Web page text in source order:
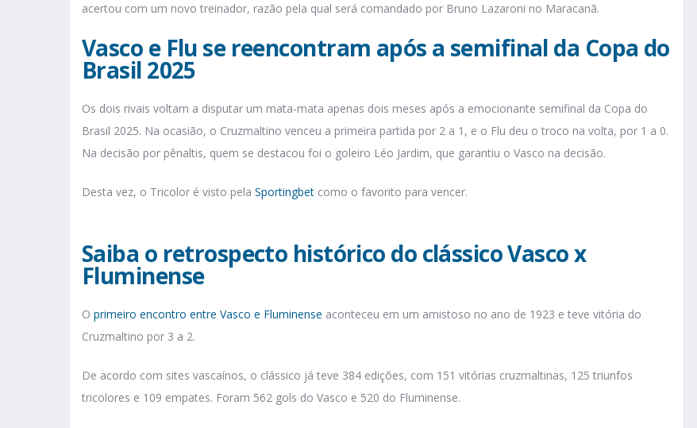
acertou com um novo treinador, razão pela qual será comandado por Bruno Lazaroni no Maracanã.
Vasco e Flu se reencontram após a semifinal da Copa do
Brasil 2025
Os dois rivais voltam a disputar um mata-mata apenas dois meses após a emocionante semifinal da Copa do
Brasil 2025. Na ocasião, o Cruzmaltino venceu a primeira partida por 2 a 1, e o Flu deu o troco na volta, por 1 a 0.
Na decisão por pênaltis, quem se destacou foi o goleiro Léo Jardim, que garantiu o Vasco na decisão.
Desta vez, o Tricolor é visto pela Sportingbet como o favorito para vencer.
Saiba o retrospecto histórico do clássico Vasco x
Fluminense
O primeiro encontro entre Vasco e Fluminense aconteceu em um amistoso no ano de 1923 e teve vitória do
Cruzmaltino por 3 a 2.
De acordo com sites vascaínos, o clássico já teve 384 edições, com 151 vitórias cruzmaltinas, 125 triunfos
tricolores e 109 empates. Foram 562 gols do Vasco e 520 do Fluminense.